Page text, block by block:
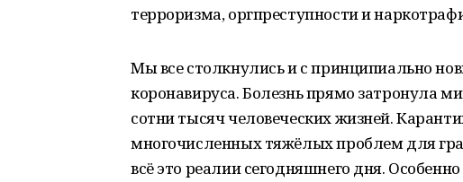
терроризма, оргпреступности и
Мы все столкнулись и с принципиально
коронавируса. Болезнь прямо затронула
сотни тысяч человеческих жизней.
многочисленных тяжёлых проблем для
всё это реалии сегодняшнего дня.